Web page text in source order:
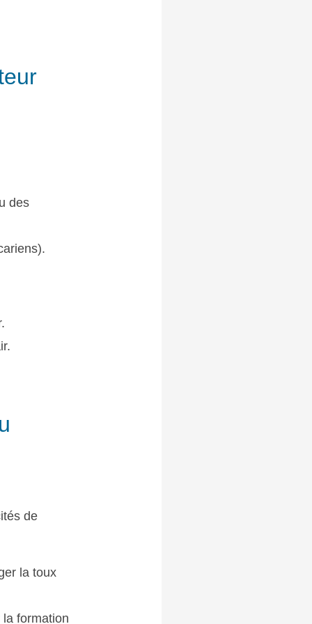
des
de
la toux
formation